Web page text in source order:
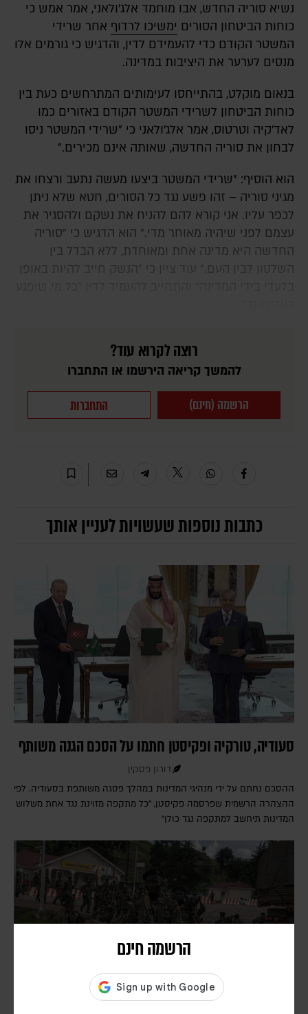
הרשמה חינם
נשיא סוריה החדש, אבו מוחמד אלג'ולאני, אמר אמש כי
כוחות הביטחון הסורים ימשיכו לרדוף אחר שרידי
המשטר הקודם כדי להעמידם לדין, והדגיש כי גורמים אלו
מנסים לערער את היציבות במדינה.
בנאום מוקלט, בהתייחסו לעימותים המתרחשים כעת בין
כוחות הביטחון לשרידי המשטר הקודם באזורים כמו
לאד'קיה וטרטוס, אמר אלג'ולאני כי "שרידי המשטר ניסו
לבחון את סוריה החדשה, שאותה אינם מכירים."
הוא הוסיף: "שרידי המשטר ביצעו מעשה נתעב ורצחו את
מגיני סוריה – זהו פשע נגד כל הסורים, חטא שלא ניתן
לכפר עליו. אני קורא להם להניח את נשקם ולהסגיר את
עצמם לפני שיהיה מאוחר מדי." הוא הדגיש כי "סוריה
החדשה היא מדינה אחת ומאוחדת, ללא הבדל בין
רוצה לקרוא עוד?
להמשך קריאה הירשמו או התחברו
הרשמה (חינם) התחברות
כתבות נוספות שעשויות לעניין אותך
סעודיה, טורקיה ופקיסטן חתמו על הסכם הגנה משותף
דורון פסקין
ההסכם נחתם על ידי מנהיגי המדינות במהלך פסגה משותפת בסעודיה. לפי
ההצהרה הרשמית שפרסמה פקיסטן, "כל מתקפה מזוינת נגד אחת משלוש
המדינות תיחשב למתקפה נגד כולן"